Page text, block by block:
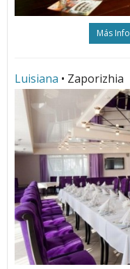
Más Info
Luisiana • Zaporizhia